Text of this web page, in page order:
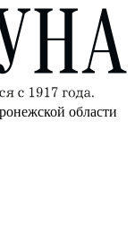
области